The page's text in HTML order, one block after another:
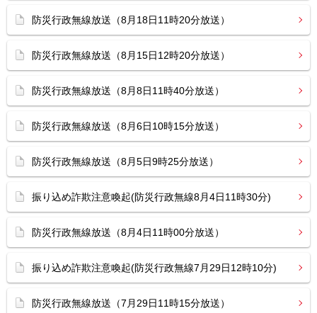
防災行政無線放送（8月18日11時20分放送）
防災行政無線放送（8月15日12時20分放送）
防災行政無線放送（8月8日11時40分放送）
防災行政無線放送（8月6日10時15分放送）
防災行政無線放送（8月5日9時25分放送）
振り込め詐欺注意喚起(防災行政無線8月4日11時30分)
防災行政無線放送（8月4日11時00分放送）
振り込め詐欺注意喚起(防災行政無線7月29日12時10分)
防災行政無線放送（7月29日11時15分放送）